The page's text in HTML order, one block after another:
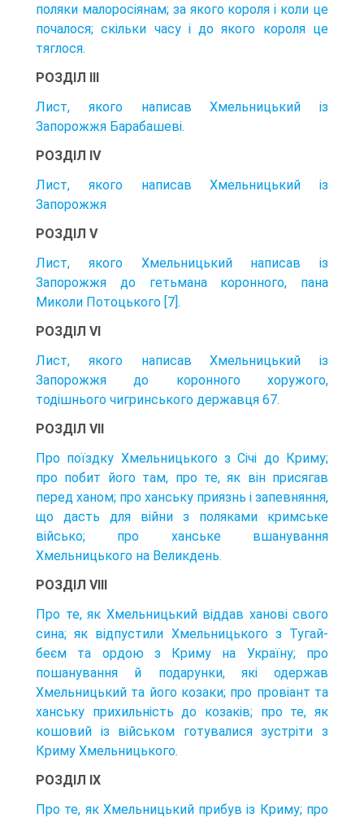
поляки малоросіянам; за якого короля і коли це
почалося; скільки часу і до якого короля це
тяглося.
РОЗДІЛ ІІІ
Лист, якого написав Хмельницький із
Запорожжя Барабашеві.
РОЗДІЛ IV
Лист, якого написав Хмельницький із
Запорожжя
РОЗДІЛ V
Лист, якого Хмельницький написав із
Запорожжя до гетьмана коронного, пана
Миколи Потоцького [7].
РОЗДІЛ VI
Лист, якого написав Хмельницький із
Запорожжя до коронного хоружого,
тодішнього чигринського державця 67.
РОЗДІЛ VII
Про поїздку Хмельницького з Січі до Криму;
про побит його там, про те, як він присягав
перед ханом; про ханську приязнь і запевняння,
що дасть для війни з поляками кримське
військо; про ханське вшанування
Хмельницького на Великдень.
РОЗДІЛ VIII
Про те, як Хмельницький віддав ханові свого
сина; як відпустили Хмельницького з Тугай-
беєм та ордою з Криму на Україну; про
пошанування й подарунки, які одержав
Хмельницький та його козаки; про провіант та
ханську прихильність до козаків; про те, як
кошовий із військом готувалися зустріти з
Криму Хмельницького.
РОЗДІЛ IX
Про те, як Хмельницький прибув із Криму; про